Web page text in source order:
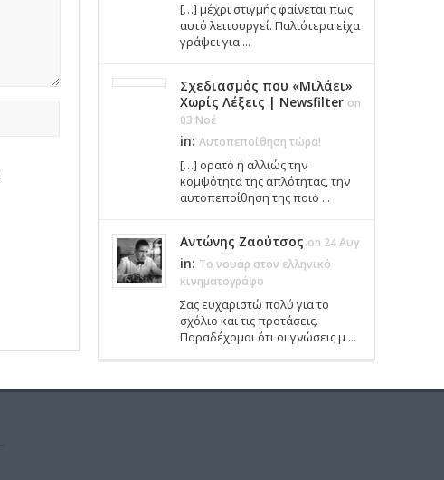
[…] μέχρι στιγμής φαίνεται πως
αυτό λειτουργεί. Παλιότερα είχα
γράψει για ...
Σχεδιασμός που «Μιλάει»
Χωρίς Λέξεις | Newsfilter on
03 Νοέ
in: Αυτοπεποίθηση τώρα!
[…] ορατό ή αλλιώς την
κομψότητα της απλότητας, την
αυτοπεποίθηση της ποιό ...
Αντώνης Ζαούτσος on 24 Αυγ
in: Το νουάρ στον ελληνικό
κινηματογράφο
Σας ευχαριστώ πολύ για το
σχόλιο και τις προτάσεις.
Παραδέχομαι ότι οι γνώσεις μ ...